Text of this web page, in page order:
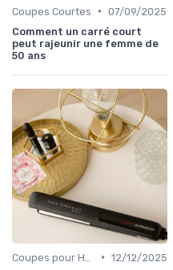
Coupes Courtes • 07/09/2025
Comment un carré court
peut rajeunir une femme de
50 ans
• 12/12/2025